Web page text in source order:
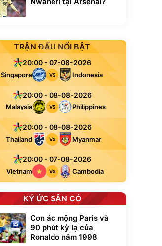
TRẬN ĐẤU NỔI BẬT
20:00 - 07-08-2026
Singapore VS Indonesia
20:00 - 08-08-2026
Malaysia VS Philippines
20:00 - 08-08-2026
Thailand VS Myanmar
20:00 - 07-08-2026
Vietnam VS Cambodia
KÝ ỨC SÂN CỎ
Cơn ác mộng Paris và
90 phút kỳ lạ của
Ronaldo năm 1998